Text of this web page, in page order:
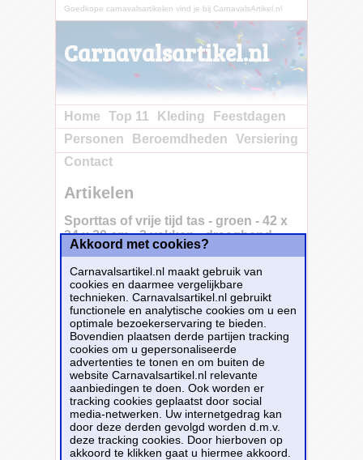
Goedkope carnavalsartikelen vind je bij CarnavalsArtikel.nl
Carnavalsartikel.nl
Home Top 11 Kleding
Feestdagen
Personen
Beroemdheden
Versiering
Contact
Artikelen
Sporttas of vrije tijd tas - groen - 42 x
24 x 20 cm - 2 vakken - draagband
Medium size sporttas of vrije tijd tas.
Praktische sporttas in de kleur groen voorzien
van 1 groot ritsvak, 1 voor vak en een
verstelbare draagband. Formaat: ongeveer 42
x 24 x 20 cm.
Dit carnavalsartikelSporttas of vrije tijd tas -
groen - 42 x 24 x 20 cm - 2 vakken -
draagbandis te bestellen bij
Fopartikelenwinkel.nlvoor€ 11,50.
Bestellen
Akkoord met cookies?
Carnavalsartikel.nl maakt gebruik van
cookies en daarmee vergelijkbare
technieken. Carnavalsartikel.nl gebruikt
functionele en analytische cookies om u een
optimale bezoekerservaring te bieden.
Bovendien plaatsen derde partijen tracking
cookies om u gepersonaliseerde
advertenties te tonen en om buiten de
website Carnavalsartikel.nl relevante
aanbiedingen te doen. Ook worden er
tracking cookies geplaatst door social
media-netwerken. Uw internetgedrag kan
door deze derden gevolgd worden d.m.v.
deze tracking cookies. Door hierboven op
akkoord te klikken gaat u hiermee akkoord.